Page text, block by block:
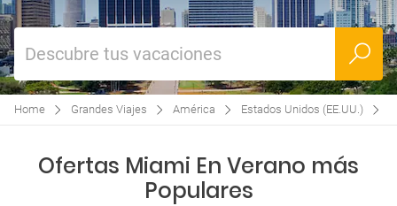
Descubre tus vacaciones
Home Grandes Viajes América Estados Unidos (EE.UU.)
Ofertas Miami En Verano más
Populares